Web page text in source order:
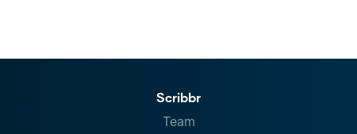
Scribbr
Team